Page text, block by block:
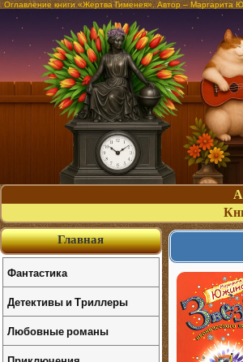
Оглавление книги «Жертва Гименея». Автор – Маргарита
Главная
Фантастика
Детективы и Триллеры
Любовные романы